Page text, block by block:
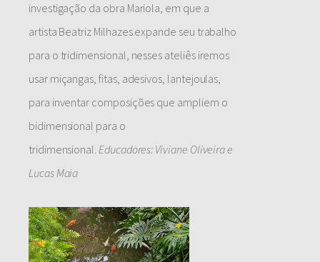
investigação da obra Mariola, em que a
artista Beatriz Milhazes expande seu trabalho
para o tridimensional, nesses ateliês iremos
usar miçangas, fitas, adesivos, lantejoulas,
para inventar composições que ampliem o
bidimensional para o
tridimensional. Educadores: Viviane Oliveira e
Lucas Maia